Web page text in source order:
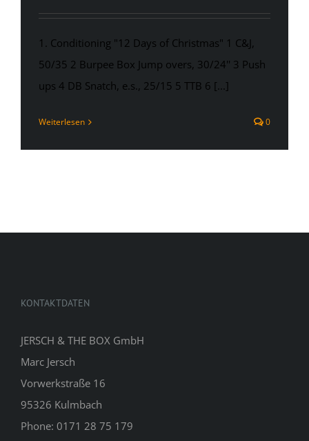
1. Conditioning "12 Days of Christmas" 1 C&J,
50/35 2 Burpee Box Jump overs, 30/24'' 3 Push
ups 4 DB Snatch, e.s., 25/15 5 TTB 6 [...]
Weiterlesen 0
KONTAKTDATEN
JERSCH & THE BOX GmbH
Marc Jersch
Vorwerkstraße 16
95326 Kulmbach
Phone: 0171 28 75 179